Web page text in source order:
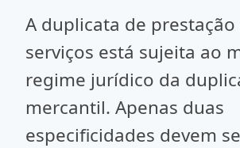
A duplicata de prestação
serviços está sujeita ao
regime jurídico da
mercantil. Apenas duas
especificidades devem